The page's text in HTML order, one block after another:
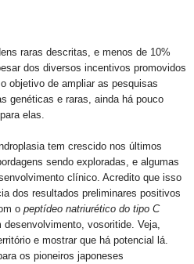
raras descritas, e menos de 10%
dos diversos incentivos promovidos
objetivo de ampliar as pesquisas
genéticas e raras, ainda há pouco
elas.
tem crescido nos últimos
sendo exploradas, e algumas
clínico. Acredito que isso
dos resultados preliminares positivos
o peptídeo natriurético do tipo C
vosoritide. Veja,
e mostrar que há potencial lá.
os pioneiros japoneses